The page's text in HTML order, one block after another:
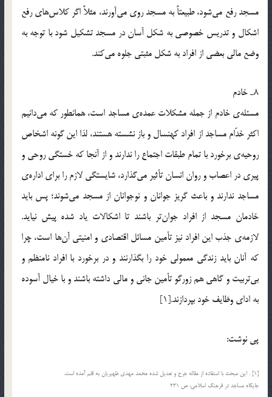
مسجد رفع مي‌شود، طبيعتاً به مسجد روي مي‌آورند، ‌مثلاً اگر كلاس‌هاي رفع
اشكال و تدريس خصوصي به شكل آسان در مسجد تشكيل شود با توجه به
وضع مالي بعضي از افراد به شكل مثبتي جلوه مي‌كند.
8ـ خادم
مسئله‌ي خادم از جمله مشكلات عمده‌ي‌ مساجد است، همانطور كه مي‌دانيم
اكثر خدّام مساجد از افراد كهنسال و باز نشسته هستند، ‌لذا اين گونه اشخاص
روحيه‌ي برخورد با تمام طبقات اجتماع را ندارند و از آنجا كه خستگي روحي و
پيري در اعصاب و روان انسان تأثير مي‌گذارد، شايستگي لازم را براي اداره‌ي
مساجد ندارند و باعث گريز جوانان و نوجوانان از مسجد مي‌شوند؛ پس بايد
خادمان مسجد از افراد جوان‌تر باشند تا اشكالات ياد شده پيش نيايد.
لازمه‌ي جذب اين افراد نيز تأمين مسائل اقتصادي و امنيتي آن‌ها است، چرا
كه آنان بايد زندگي معمولي خود را بگذارنند و در برخورد با افراد نامنظم و
بي‌‌تربيت و گاهي هم زورگو تأمين جاني و مالي داشته باشند و با خيال آسوده
به اداي وظايف خود بپردازند.[1]
پی نوشت:
[1] . اين مبحث با استفاده از مقاله جرح و تعديل شده محمد مهدي ظهيريان به قلم آمده است.
جايگاه مساجد در فرهنگ اسلامي، ص 231